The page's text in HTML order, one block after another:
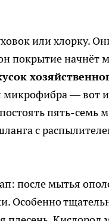
или хлорку.
покрытие начнёт
— вот
пять-семь
с
после мытья
Особенно